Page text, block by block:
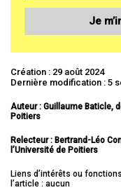
Je
Création : 29 août 2024
Dernière modification : 5
Auteur : Guillaume Baticle,
Poitiers
Relecteur : Bertrand-Léo
l’Université de Poitiers
Liens d’intérêts ou
l’article : aucun